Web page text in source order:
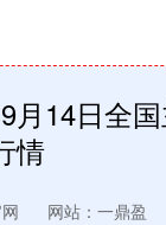
月14日全
情
网站：一鼎盈